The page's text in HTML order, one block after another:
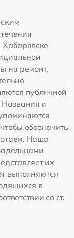
Хабаровске
на ремонт,
публичной
Названия и
обозначить
Наша
их
выполняются
в
со ст.